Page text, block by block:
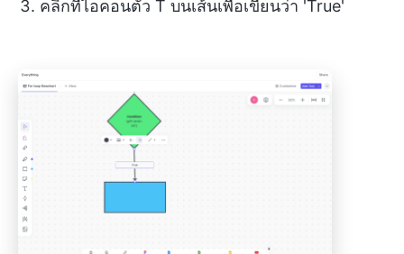
คลิกที่ไอคอนตัว T บนเส้นเพื่อเขียนว่า 'True'